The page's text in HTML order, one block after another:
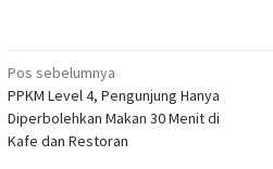
Navigasi
pos
Pos sebelumnya
PPKM Level 4, Pengunjung Hanya
Diperbolehkan Makan 30 Menit di
Kafe dan Restoran